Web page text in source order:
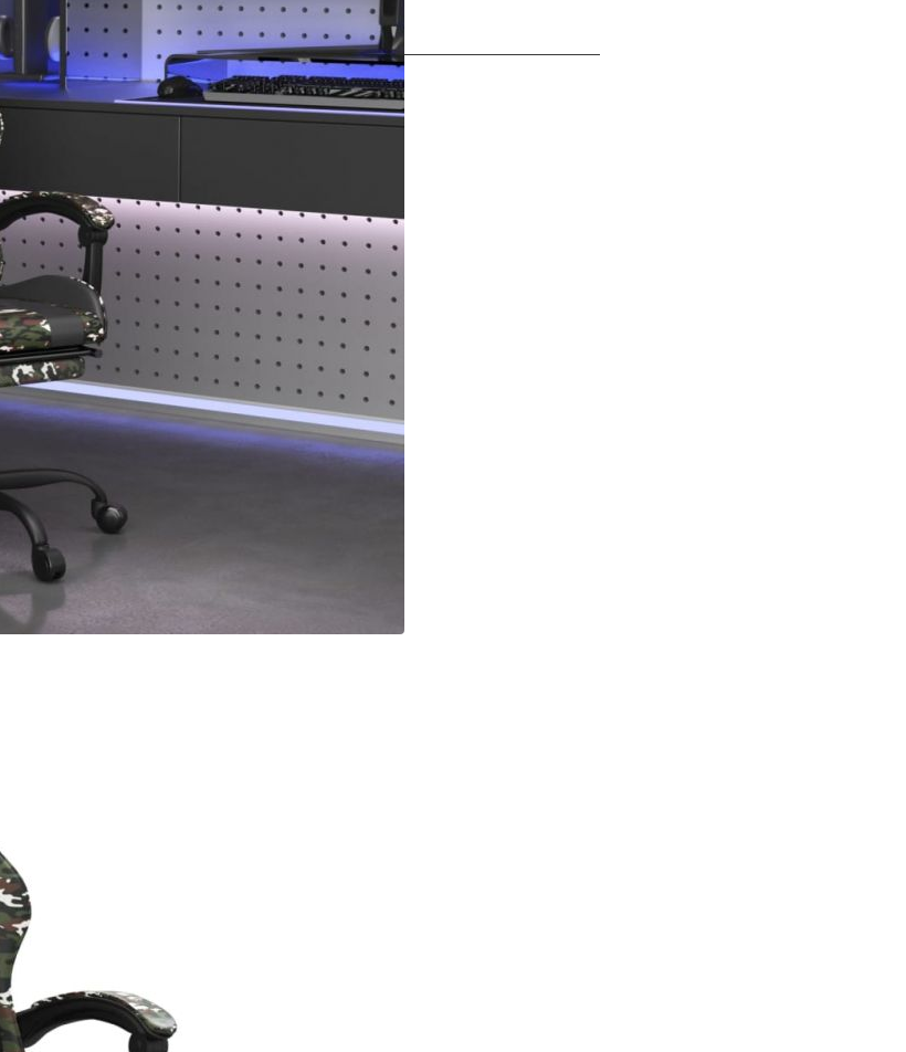
Pristatymo Data:
2026 Rugpjūčio 13 - 2026 Rugpjūčio 16